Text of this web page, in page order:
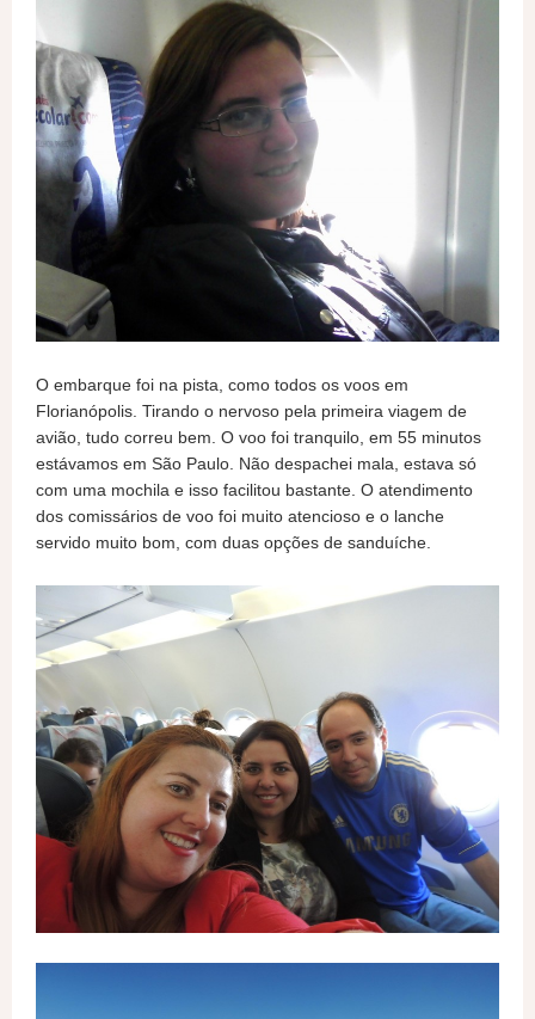
O embarque foi na pista, como todos os voos em
Florianópolis. Tirando o nervoso pela primeira viagem de
avião, tudo correu bem. O voo foi tranquilo, em 55 minutos
estávamos em São Paulo. Não despachei mala, estava só
com uma mochila e isso facilitou bastante. O atendimento
dos comissários de voo foi muito atencioso e o lanche
servido muito bom, com duas opções de sanduíche.